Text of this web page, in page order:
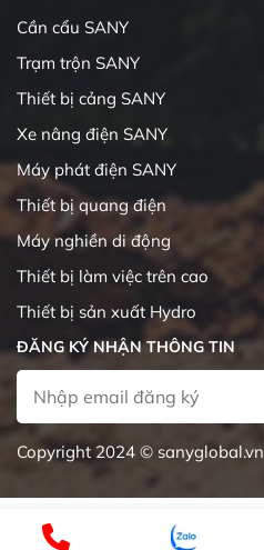
Cần cẩu SANY
Trạm trộn SANY
Thiết bị cảng SANY
Xe nâng điện SANY
Máy phát điện SANY
Thiết bị quang điện
Máy nghiền di động
Thiết bị làm việc trên cao
Thiết bị sản xuất Hydro
ĐĂNG KÝ NHẬN THÔNG TIN
Copyright 2024 © sanyglobal.vn